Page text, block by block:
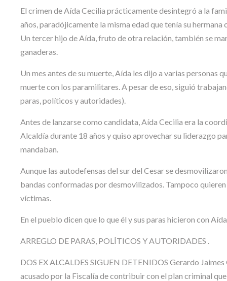
El crimen de Aída Cecilia prácticamente desintegró a la
años, paradójicamente la misma edad que tenía su
Un tercer hijo de Aída, fruto de otra relación, también se
ganaderas.
Un mes antes de su muerte, Aída les dijo a varias
muerte con los paramilitares. A pesar de eso, siguió
paras, políticos y autoridades).
Antes de lanzarse como candidata, Aída Cecilia era la
Alcaldía durante 18 años y quiso aprovechar su liderazgo
mandaban.
Aunque las autodefensas del sur del Cesar se
bandas conformadas por desmovilizados. Tampoco quieren
víctimas.
En el pueblo dicen que lo que él y sus paras hicieron con
ARREGLO DE PARAS, POLÍTICOS Y AUTORIDADES .
DOS EX ALCALDES SIGUEN DETENIDOS Gerardo
acusado por la Fiscalía de contribuir con el plan criminal